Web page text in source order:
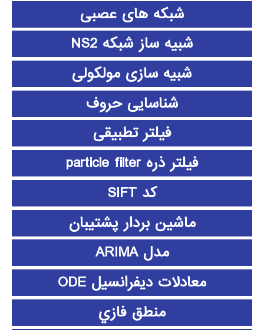
شبکه های عصبی
شبیه ساز شبکه NS2
شبیه سازی مولکولی
شناسایی حروف
فیلتر تطبیقی
فیلتر ذره particle filter
کد SIFT
ماشین بردار پشتیبان
مدل ARIMA
معادلات دیفرانسیل ODE
منطق فازي